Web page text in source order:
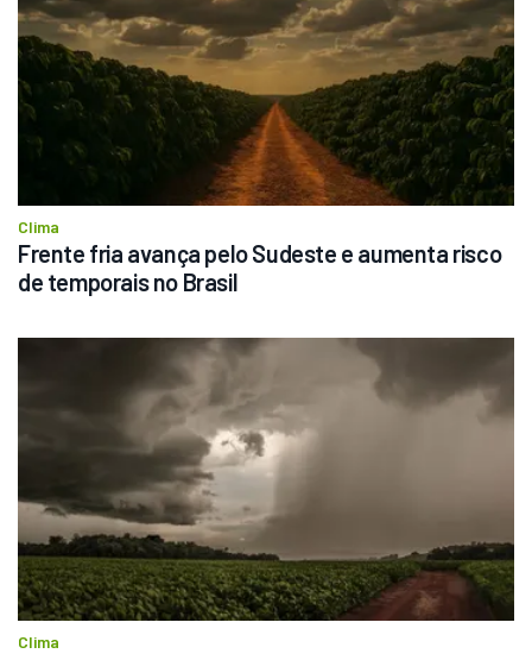
Clima
Frente fria avança pelo Sudeste e aumenta risco
de temporais no Brasil
Clima